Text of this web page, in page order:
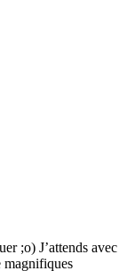
;o) J’attends avec